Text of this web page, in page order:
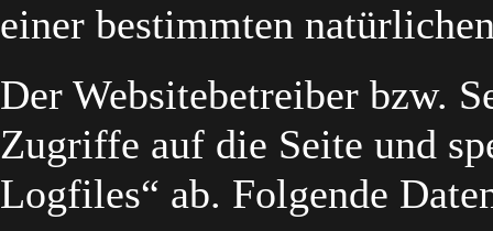
einer bestimmten
Der Websitebetreiber bzw.
Zugriffe auf die Seite und
Logfiles“ ab. Folgende